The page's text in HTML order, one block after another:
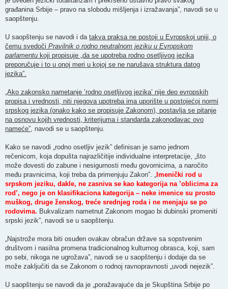
građanina Srbije – pravo na slobodu mišljenja i izražavanja”, navodi se u
saopštenju.
U saopštenju se navodi i da takva praksa ne postoji u Evropskoj uniji, o
čemu svedoči Pravilnik o rodno neutralnom jeziku u Evropskom
parlamentu koji propisuje „da se upotreba rodno osetljivog jezika
preporučuje i to u onoj meri u kojoj se ne narušava struktura datog
jezika”.
„Ako zakonsko nametanje ’rodno osetljivog jezika’ nije deo evropskih
propisa i vrednosti, niti njegova upotreba ima uporište u postojećoj normi
srpskog jezika (onako kako se propisuje Zakonom), postavlja se pitanje
na osnovu kojih vrednosti, kriterijuma i standarda zakonodavac ovo
nameće” , navodi se u saopštenju.
Kako se navodi „rodno osetljiv jezik” definisan je samo jednom
rečenicom, koja dopušta najrazličitije individualne interpretacije, „što
može dovesti do zabune i nesigurnosti među govornicima, a naročito
među pravnicima, koji treba da primenjuju Zakon”. „ Imenički rod u
srpskom jeziku, dakle, ne zasniva se kao kategorija na ’oblicima za
rod’, nego je on klasifikaciona kategorija – neke imenice su prosto
muškog, druge ženskog, treće srednjeg roda i ne menjaju se po
rodovima. Bukvalizam nametnut Zakonom mogao bi dubinski promeniti
srpski jezik”, navodi se u saopštenju.
„Najstrože mora biti osuđen ovakav obračun države sa sopstvenim
društvom i nasilna promena tradicionalnog kulturnog obrasca, koji, sam
po sebi, nikoga ne ugrožava”, navodi se u saopštenju i dodaje da se
može zaključiti da se Zakonom o rodnoj ravnopravnosti „uvodi nejezik”.
U saopštenju se navodi da je „poražavajuće da je Skupština Srbije po